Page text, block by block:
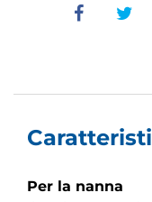
Per la nanna